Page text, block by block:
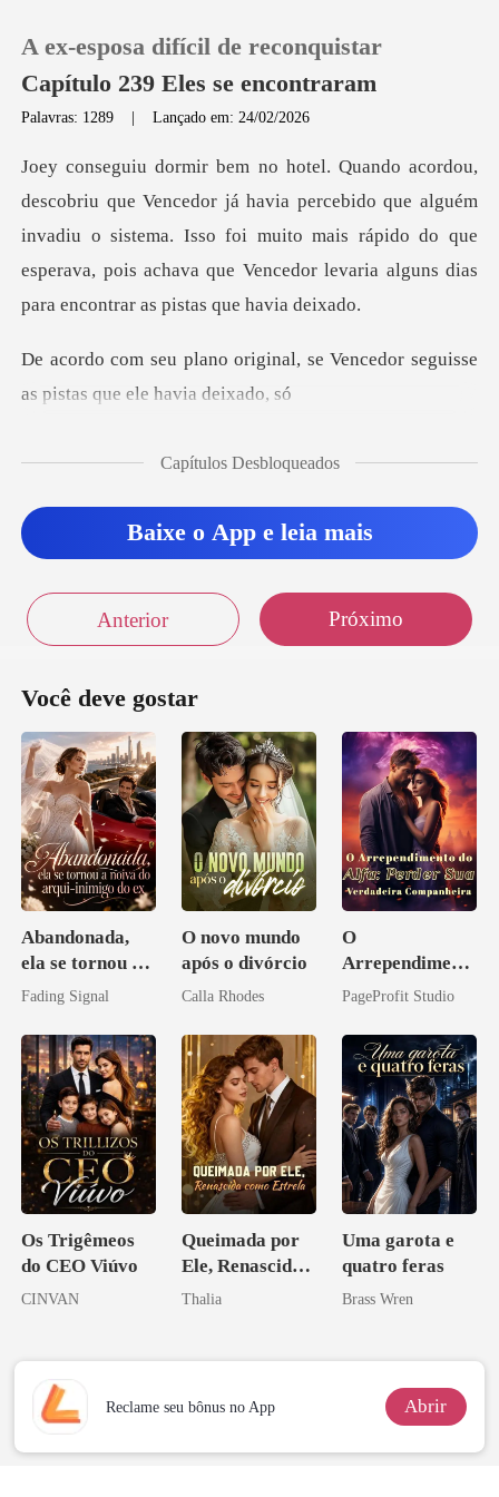
0
Loja
Sair
A ex-esposa difícil de reconquistar
Capítulo 239 Eles se encontraram
Palavras: 1289 |Lançado em: 24/02/2026
ercebido que alguém
invadiu o sistema. Isso foi muito mais rápido do que
esperava, po
al, se Vencedor seguisse
as pi
Capítulos Desbloqueados
Baixe o App e leia mais
Anterior Próximo
Você deve gostar
Abandonada,
ela se tornou a
noiva do arqui-
Fading Signal
O novo mundo
após o divórcio
Calla Rhodes
O
Arrependiment
o do Alfa:
Verdadeira
Companheira
PageProfit Studio
Os Trigêmeos
do CEO Viúvo
CINVAN
Queimada por
Ele, Renascida
como Estrela
Thalia
Uma garota e
quatro feras
Brass Wren
Reclame seu bônus no App Abrir